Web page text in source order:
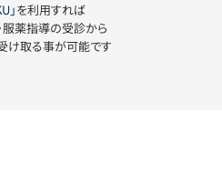
」を利用すれば
服薬指導の受診から
け取る事が可能です